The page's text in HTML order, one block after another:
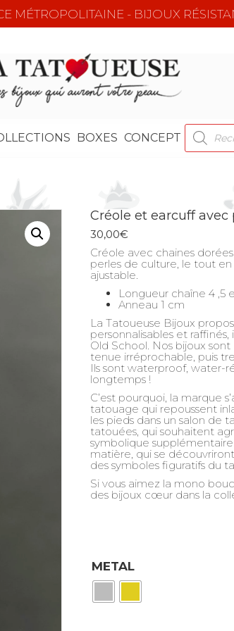
- BIJOUX
BOXES CONCEPT
DE
Créole et earcuff avec
30,00€
Créole avec chaines
perles de culture, le tout
ajustable.
Longueur chaîne 4 ,5
Anneau 1 cm
La Tatoueuse Bijoux
personnalisables et
Old School. Nos bijoux
tenue irréprochable, puis
Ils sont waterproof, water-
longtemps !
C’est pourquoi, la marque
tatouage qui repoussent
les pieds dans un salon de
tatouées, qui souhaitent
symbolique
matière, qui se
des symboles figuratifs du
Si vous aimez la mono
des bijoux cœur dans la
METAL